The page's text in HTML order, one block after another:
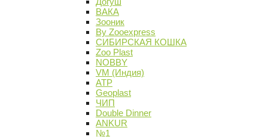
ВАКА
Зооник
By Zooexpress
СИБИРСКАЯ КОШКА
Zoo Plast
NOBBY
VM (Индия)
АТР
Geoplast
ЧИП
Double Dinner
ANKUR
№1